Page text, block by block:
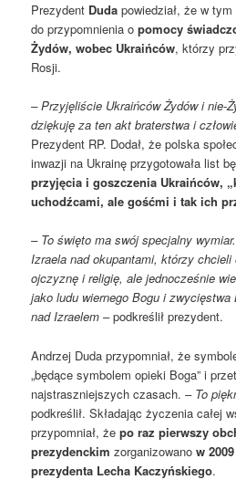
Prezydent Duda powiedział, że w
do przypomnienia opomocy
Żydów, wobec Ukraińców, którzy
Rosji.
– Przyjęliście Ukraińców Żydów i nie-
dziękuję za ten akt braterstwa i
Prezydent RP. Dodał, że polska
inwazji na Ukrainę przygotowała list
przyjęcia i goszczenia Ukraińców,
uchodźcami, ale gośćmi i tak ich
– To święto ma swój specjalny
Izraela nad okupantami, którzy chcieli
ojczyznę i religię, ale jednocześnie
jako ludu wiernego Bogu i zwycięstwa
nad Izraelem – podkreślił prezydent.
Andrzej Duda przypomniał, że
„będące symbolem opieki Boga” i
najstraszniejszych czasach.– To
podkreślił. Składając życzenia całej
przypomniał, żepo raz pierwszy
prezydenckim zorganizowanow
prezydenta Lecha Kaczyńskiego.